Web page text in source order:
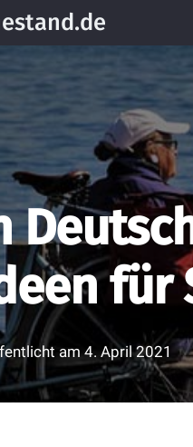
für
am4. April 2021